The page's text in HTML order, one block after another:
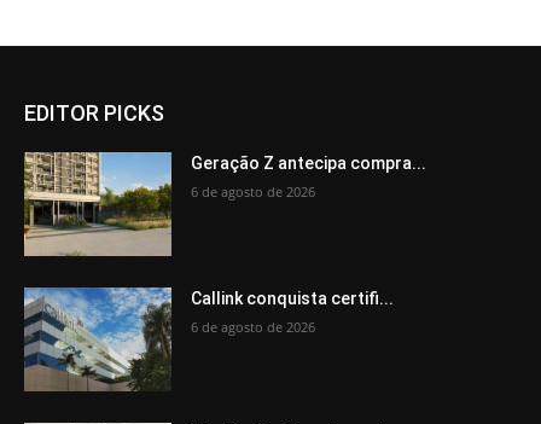
EDITOR PICKS
Geração Z antecipa compra...
6 de agosto de 2026
Callink conquista certifi...
6 de agosto de 2026